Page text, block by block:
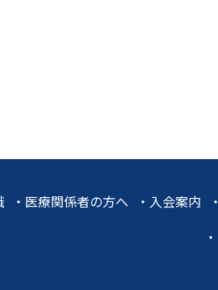
・ 医療関係者の方へ ・ 入会案内 ・
・